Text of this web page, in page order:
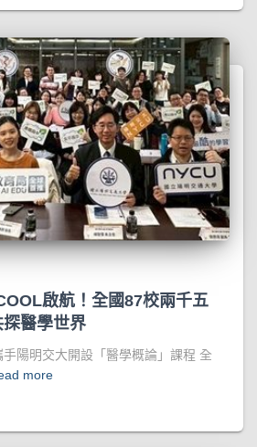
啟航！全國87校兩千五
醫學世界
陽明交大開設「醫學概論」課程 全
more